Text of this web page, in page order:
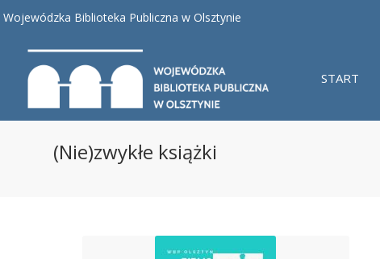
Wojewódzka Biblioteka Publiczna w Olsztynie
START
(Nie)zwykłe książki